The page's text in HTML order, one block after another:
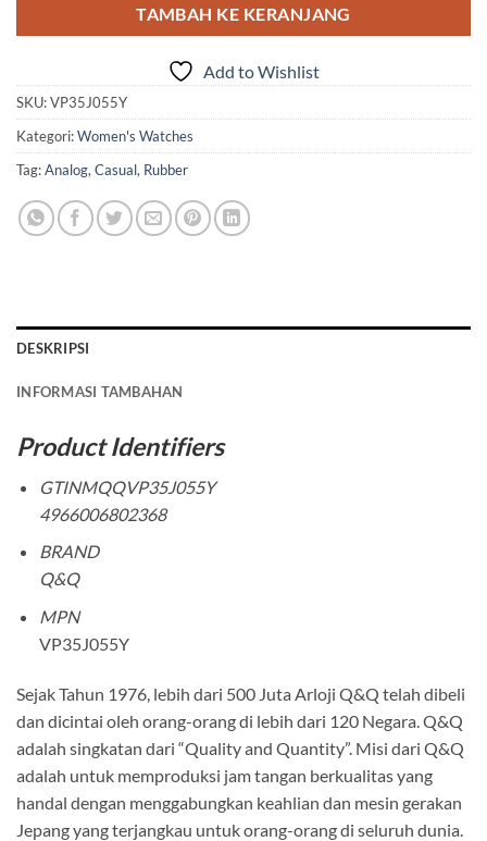
TAMBAH KE KERANJANG
Add to Wishlist
SKU:VP35J055Y
Kategori:Women's Watches
Tag:Analog,Casual, Rubber
DESKRIPSI
INFORMASI TAMBAHAN
Product Identifiers
GTINMQQVP35J055Y
4966006802368
BRAND
Q&Q
MPN
VP35J055Y
Sejak Tahun 1976, lebih dari 500 Juta Arloji Q&Q telah dibeli
dan dicintai oleh orang-orang di lebih dari 120 Negara. Q&Q
adalah singkatan dari “Quality and Quantity”. Misi dari Q&Q
adalah untuk memproduksi jam tangan berkualitas yang
handal dengan menggabungkan keahlian dan mesin gerakan
Jepang yang terjangkau untuk orang-orang di seluruh dunia.